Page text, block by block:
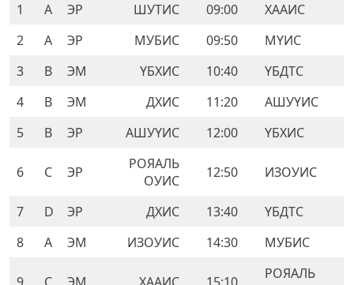
1 A ЭР ШУТИС 09:00
ХААИС
2
A ЭР МУБИС 09:50
МҮИС
3
B ЭМ ҮБХИС 10:40
ҮБДТС
4
B ЭМ ДХИС 11:20
АШУҮИС
5
B ЭР АШУҮИС 12:00 ҮБХИС
6 C ЭР
РОЯАЛЬ
ОУИС
12:50 ИЗОУИС
7 D ЭР ДХИС 13:40
ҮБДТС
8
A ЭМ ИЗОУИС 14:30 МУБИС
РОЯАЛЬ